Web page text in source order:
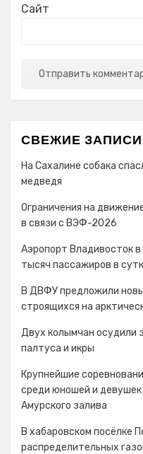
Сайт
СВЕЖИЕ ЗАПИСИ
На Сахалине собака
медведя
Ограничения на
в связи с ВЭФ-2026
Аэропорт Владивосток
тысяч пассажиров в
В ДВФУ предложили
строящихся на
Двух колымчан осудили
палтуса и икры
Крупнейшие
среди юношей и девушек
Амурского залива
В хабаровском посёлке
распределительных